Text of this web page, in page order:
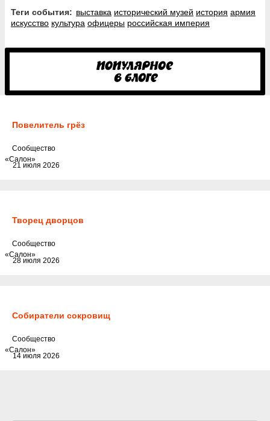
Теги события: выставка исторический музей история армия
искусство культура офицеры российская империя
Повелитель грёз
21 июля 2026
Cообщество
«Салон»
Творец дворцов
28 июля 2026
Cообщество
«Салон»
Собиратели сокровищ
14 июля 2026
Cообщество
«Салон»